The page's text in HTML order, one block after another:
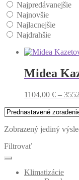
Najpredávanejšie
Najnovšie
Najlacnejšie
Najdrahšie
Midea
1104,00 € –
Zobrazený jediný
Filtrovať
Klimatizácie